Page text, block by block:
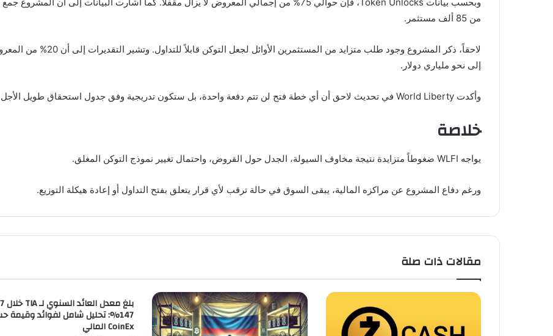
من 85 ألف مستثمر.
لاحقاً، ذكر المشروع وجود طلب
إلى نحو ملياري دولار.
وأكدت World Liberty في تحديث لاحق أن أي خطة فتح لن تتم دفعة واحدة، بل ستكون تدريجية وفق جدول استحقاق طويل الأجل يهدف إلى حماية استقرار النظام البيئي.
خلاصة
يواجه WLFI ضغوطاً متزايدة نتيجة مخاوف السيولة، الجدل حول القروض، واحتمال تغيير نموذج التوكن المغلق.
ورغم دفاع المشروع عن مراكزه المالية، يبقى السوق في حالة ترقب لأي قرار يتعلق بفتح التداول أو إعادة هيكلة التوزيع.
مقالات ذات صلة
147%: تحليل شامل لفوائد وقيمة
CoinEx المالي